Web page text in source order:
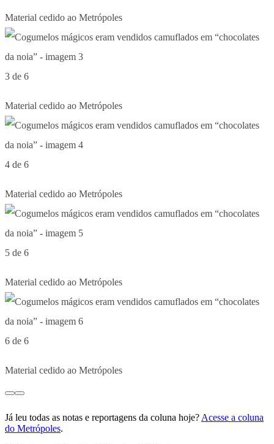
Material cedido ao Metrópoles
3 de 6
Material cedido ao Metrópoles
4 de 6
Material cedido ao Metrópoles
5 de 6
Material cedido ao Metrópoles
6 de 6
Material cedido ao Metrópoles
Já leu todas as notas e reportagens da coluna hoje? Acesse a coluna
do Metrópoles.